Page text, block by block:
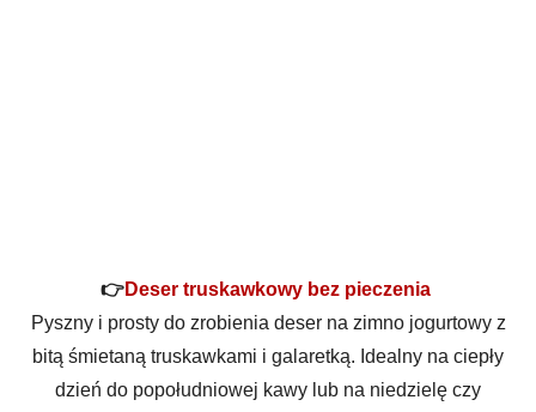
👉Deser truskawkowy bez pieczenia
Pyszny i prosty do zrobienia deser na zimno jogurtowy z
bitą śmietaną truskawkami i galaretką. Idealny na ciepły
dzień do popołudniowej kawy lub na niedzielę czy